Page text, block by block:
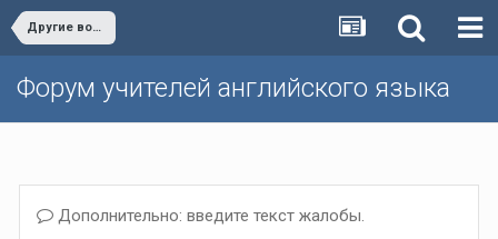
Другие вопросы (Темы, не вошедшие в другие разделы)/Other issues
Форум учителей английского языка
Дополнительно: введите текст жалобы.